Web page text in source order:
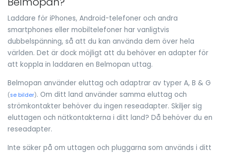
Laddare för iPhones, Android-telefoner och andra
smartphones eller mobiltelefoner har vanligtvis
dubbelspänning, så att du kan använda dem över hela
världen. Det är dock möjligt att du behöver en adapter för
att koppla in laddaren en Belmopan uttag.
Belmopan använder eluttag och adaptrar av typer A, B & G
(se bilder). Om ditt land använder samma eluttag och
strömkontakter behöver du ingen reseadapter. Skiljer sig
eluttagen och nätkontakterna i ditt land? Då behöver du en
reseadapter.
Inte säker på om uttagen och pluggarna som används i ditt